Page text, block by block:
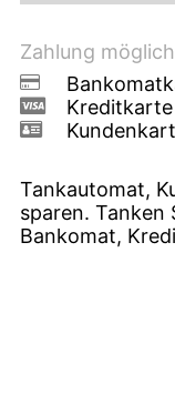
Zahlung
Kreditkarte
Tankautomat,
sparen. Tanken
Bankomat,